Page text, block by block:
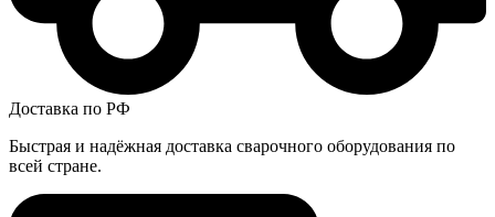
Доставка по РФ
Быстрая и надёжная доставка сварочного оборудования по
всей стране.